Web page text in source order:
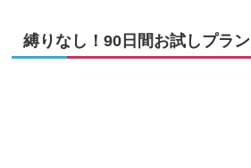
縛りなし！90日間お試しプラン